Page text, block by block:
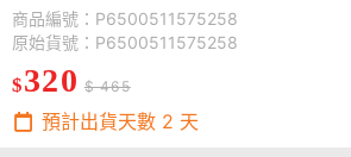
商品編號：P6500511575258
原始貨號：P6500511575258
$320 $ 465
預計出貨天數 2 天